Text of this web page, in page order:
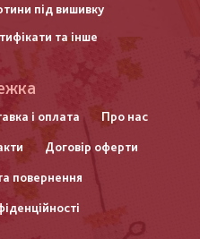
під вишивку
та інше
і оплата Про нас
Договір оферти
повернення